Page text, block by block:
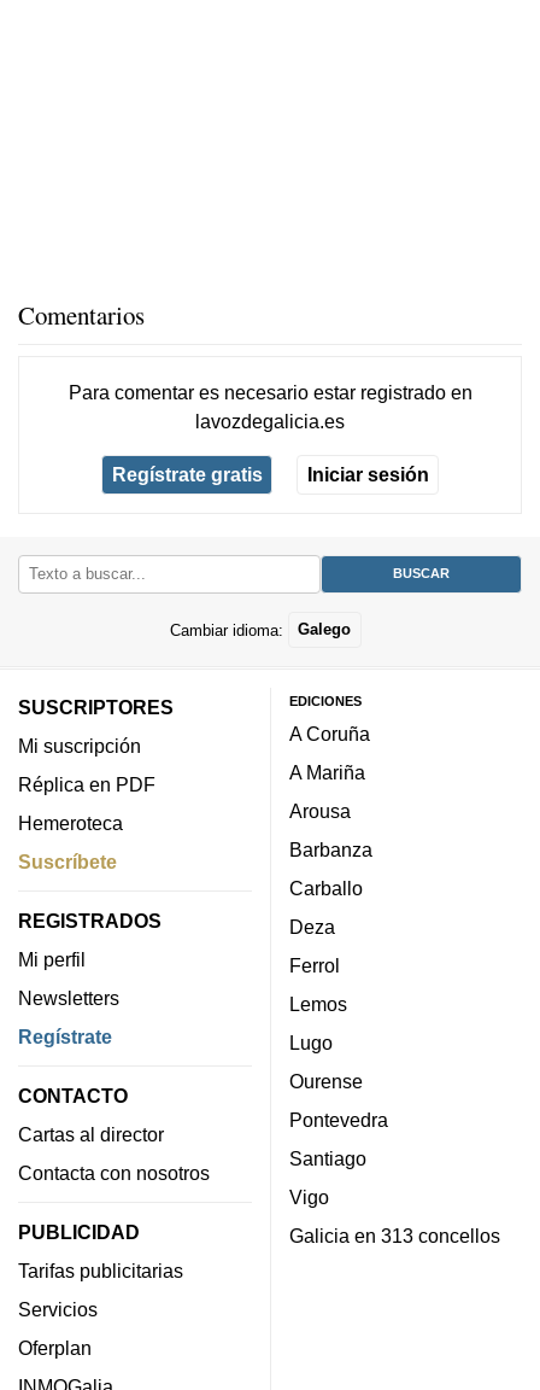
Comentarios
Para comentar es necesario estar registradoen
lavozdegalicia.es
Regístrate gratis Iniciar sesión
Cambiar idioma: Galego
SUSCRIPTORES
Mi suscripción
Réplica en PDF
Hemeroteca
Suscríbete
REGISTRADOS
Mi perfil
Newsletters
Regístrate
CONTACTO
Cartas al director
Contacta con nosotros
PUBLICIDAD
Tarifas publicitarias
Servicios
Oferplan
EDICIONES
A Coruña
A Mariña
Arousa
Barbanza
Carballo
Deza
Ferrol
Lemos
Lugo
Ourense
Pontevedra
Santiago
Vigo
Galicia en 313 concellos